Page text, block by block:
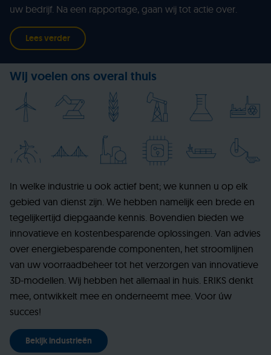
uw bedrijf. Na een rapportage, gaan wij tot actie over.
Lees verder
Wij voelen ons overal thuis
In welke industrie u ook actief bent; we kunnen u op elk
gebied van dienst zijn. We hebben namelijk een brede en
tegelijkertijd diepgaande kennis. Bovendien bieden we
innovatieve en kostenbesparende oplossingen. Van advies
over energiebesparende componenten, het stroomlijnen
van uw voorraadbeheer tot het verzorgen van innovatieve
3D-modellen. Wij hebben het allemaal in huis. ERIKS denkt
mee, ontwikkelt mee en onderneemt mee. Voor úw
succes!
Bekijk industrieën